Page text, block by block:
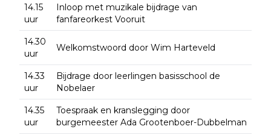
14.15
uur
Inloop met muzikale bijdrage van
fanfareorkest Vooruit
14.30
uur
Welkomstwoord door Wim Harteveld
14.33
uur
Bijdrage door leerlingen basisschool de
Nobelaer
14.35
uur
Toespraak en kranslegging door
burgemeester Ada Grootenboer-Dubbelman